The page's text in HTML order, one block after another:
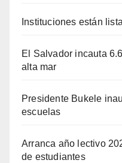
Instituciones están
El Salvador incauta
alta mar
Presidente Bukele
escuelas
Arranca año lectivo
de estudiantes